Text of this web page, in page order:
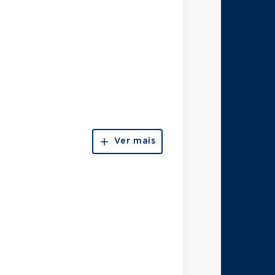
Ver mais